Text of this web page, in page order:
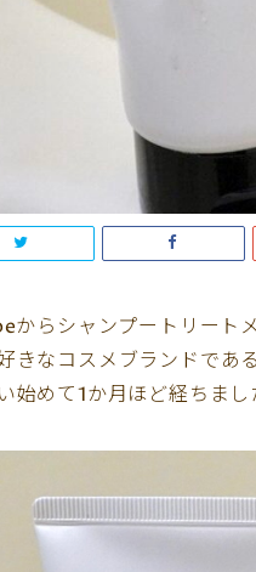
からシャンプートリート
きなコスメブランドであ
始めて1か月ほど経ちまし